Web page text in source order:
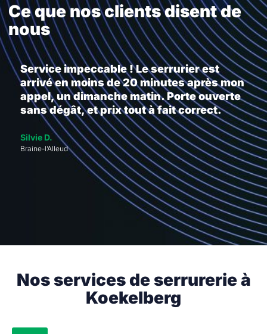
Ce que nos clients disent de
nous
Service impeccable ! Le serrurier est
arrivé en moins de 20 minutes après mon
appel, un dimanche matin. Porte ouverte
sans dégât, et prix tout à fait correct.
Silvie D.
Braine-l’Alleud
Nos services de serrurerie à
Koekelberg